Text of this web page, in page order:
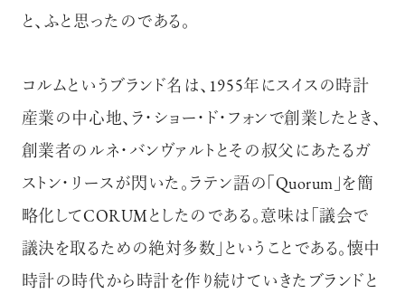
と、ふと思ったのである。
コルムというブランド名は、1955年にスイスの時計
産業の中心地、ラ・ショー・ド・フォンで創業したとき、
創業者のルネ・バンヴァルトとその叔父にあたるガ
ストン・リースが閃いた。ラテン語の「Quorum」を簡
略化してCORUMとしたのである。意味は「議会で
議決を取るための絶対多数」ということである。懐中
時計の時代から時計を作り続けていきたブランドと